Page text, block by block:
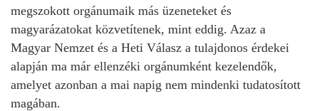
megszokott orgánumaik más üzeneteket és
magyarázatokat közvetítenek, mint eddig. Azaz a
Magyar Nemzet és a Heti Válasz a tulajdonos érdekei
alapján ma már ellenzéki orgánumként kezelendők,
amelyet azonban a mai napig nem mindenki tudatosított
magában.